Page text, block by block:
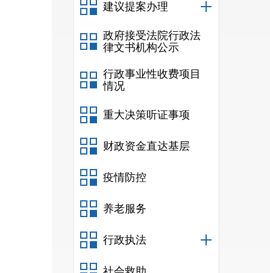
建议提案办理
政府接受法院行政法
律文书机构公示
行政事业性收费项目
情况
重大决策听证事项
财政资金直达基层
疫情防控
养老服务
行政执法